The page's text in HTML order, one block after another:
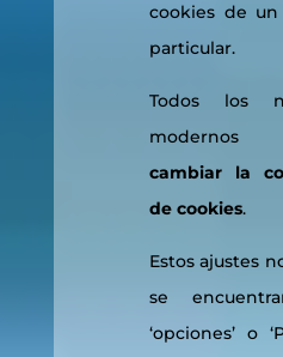
cookies de
particular.
Todos los
modernos
cambiar la
de cookies.
Estos ajustes
se
‘opciones’ o